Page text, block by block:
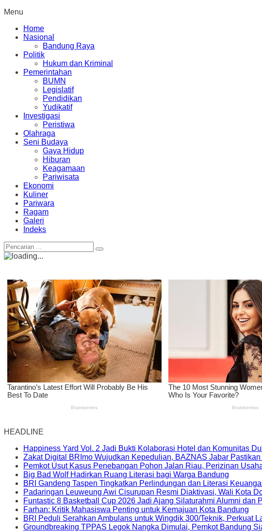
Menu
Home
Nasional
Bandung Raya
Politik
Hukum dan Kriminal
Pemerintahan
BUMN
Legislatif
Pendidikan
Yudikatif
Investigasi
Peristiwa
Olahraga
Seni Budaya
Gaya Hidup
Hiburan
Keagamaan
Pariwisata
Ekonomi
Kuliner
Pariwara
Ragam
Galeri
Indeks
HEADLINE
Happiness Yard Vol. 2 Jadi Bukti Kolaborasi Hotel dan Komunitas
Zakat Digital BRImo Wujudkan Kepedulian, BAZNAS Jabar
Pemkot Usut Kasus Penebangan Pohon Jalan Riau, Perizinan
Big Bad Wolf Hadirkan Ruang Literasi bagi Warga Bandung
BRI Gandeng Taspen Tingkatkan Perlindungan dan Literasi
Padaringan Leuweung Awi Cisurupan Resmi Diaktivasi, Wali Kota
Funtastic 8 Basketball Cup 2026 Jadi Ajang Silaturahmi Alumni dan
Farhan: Kritik Mahasiswa Penting untuk Kemajuan Kota Bandung
BRI Peduli Serahkan Ambulans untuk Wingdik 300/Teknik, Perkuat
Groundbreaking TPPAS Legok Nangka Dimulai, Pemkot Bandung